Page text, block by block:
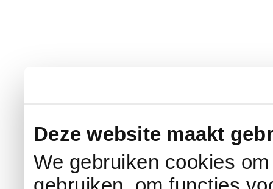
Deze website maakt
We gebruiken cookies